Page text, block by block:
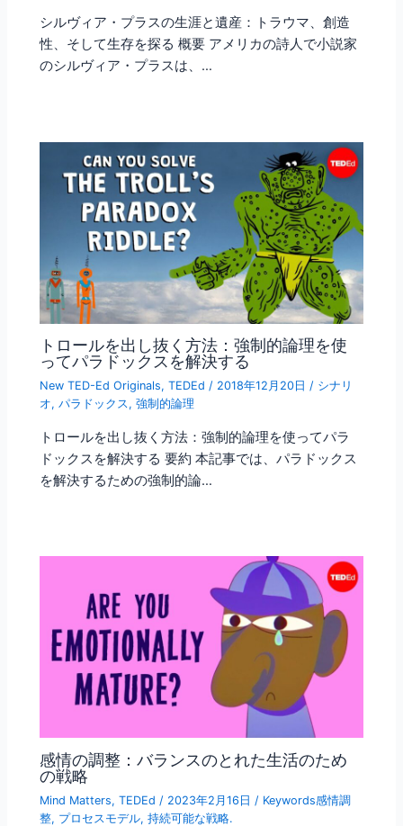
シルヴィア・プラスの生涯と遺産：トラウマ、創造
性、そして生存を探る 概要 アメリカの詩人で小説家
のシルヴィア・プラスは、…
トロールを出し抜く方法：強制的論理を使
ってパラドックスを解決する
New TED-Ed Originals,TEDEd / 2018年12月20日/ シナリ
オ,パラドックス,強制的論理
トロールを出し抜く方法：強制的論理を使ってパラ
ドックスを解決する 要約 本記事では、パラドックス
を解決するための強制的論…
感情の調整：バランスのとれた生活のため
の戦略
Mind Matters,TEDEd / 2023年2月16日/ Keywords感情調
整, プロセスモデル,持続可能な戦略.